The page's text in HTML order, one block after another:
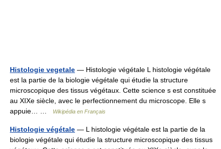
Histologie vegetale — Histologie végétale L histologie végétale
est la partie de la biologie végétale qui étudie la structure
microscopique des tissus végétaux. Cette science s est constituée
au XIXe siècle, avec le perfectionnement du microscope. Elle s
appuie… …
Wikipédia en Français
Histologie végétale — L histologie végétale est la partie de la
biologie végétale qui étudie la structure microscopique des tissus